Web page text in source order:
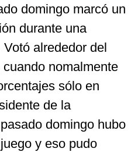
domingo marcó un
durante una
alrededor del
nomalmente
sólo en
de la
domingo hubo
y eso pudo